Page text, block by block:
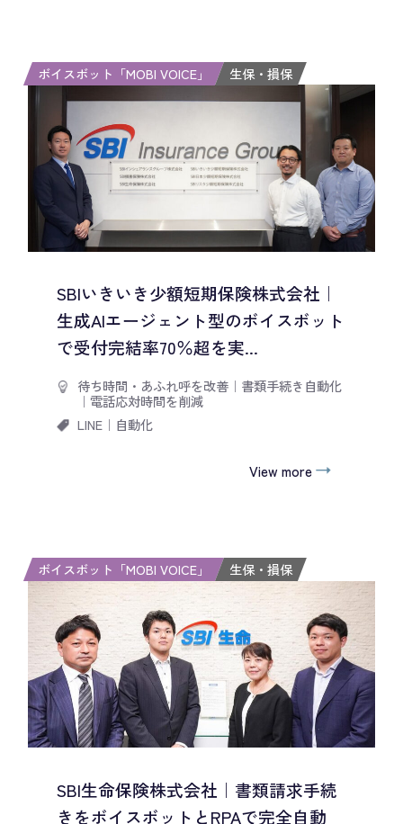
ボイスボット「MOBI VOICE」 生保・損保
SBIいきいき少額短期保険株式会社｜
生成AIエージェント型のボイスボット
で受付完結率70％超を実...
待ち時間・あふれ呼を改善｜ 書類手続き自動化
｜ 電話応対時間を削減
LINE｜ 自動化
View more
ボイスボット「MOBI VOICE」 生保・損保
SBI生命保険株式会社｜書類請求手続
きをボイスボットとRPAで完全自動